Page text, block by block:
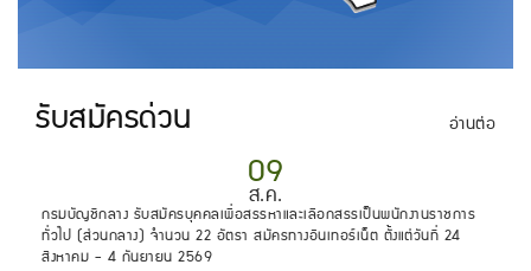
รับสมัครด่วน อ่านต่อ
09
ส.ค.
กรมบัญชีกลาง รับสมัครบุคคลเพื่อสรรหาและเลือกสรรเป็นพนักงานราชการ
ทั่วไป (ส่วนกลาง) จำนวน 22 อัตรา สมัครทางอินเทอร์เน็ต ตั้งแต่วันที่ 24
สิงหาคม - 4 กันยายน 2569